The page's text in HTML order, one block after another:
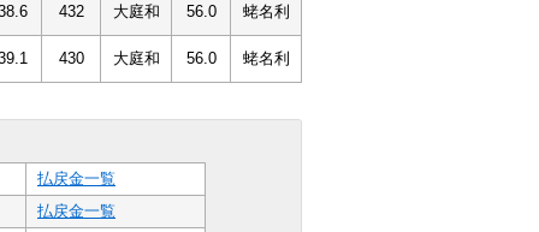
432 大庭和 56.0 蛯名利
430 大庭和 56.0 蛯名利
払戻金一覧
払戻金一覧